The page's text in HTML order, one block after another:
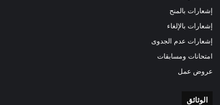
إشعارات بالمنح
إشعارات بالإلغاء
إشعارات عدم الجدوى
امتحانات ومسابقات
عروض عمل
الوثائق